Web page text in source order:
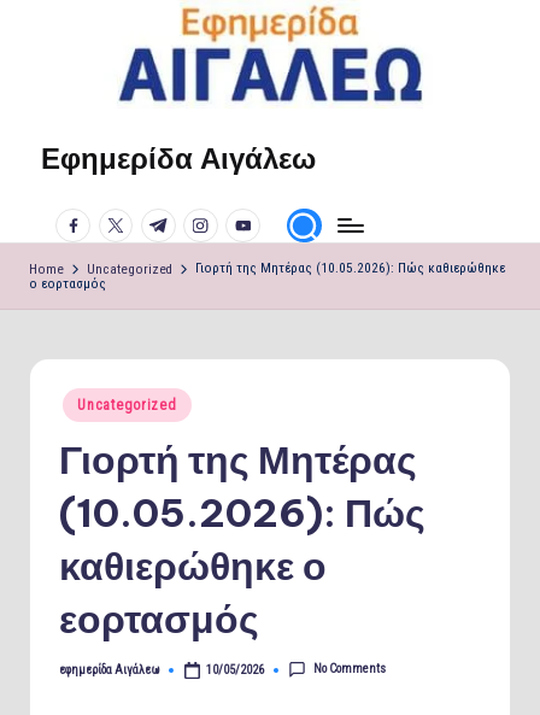
Εφημερίδα Αιγάλεω
φωνή
σου!
facebook.com
twitter.com
t.me instagram.com
youtube.com
Home Uncategorized
Γιορτή της Μητέρας (10.05.2026): Πώς καθιερώθηκε
ο εορτασμός
Posted
in
Uncategorized
Γιορτή της Μητέρας
(10.05.2026): Πώς
καθιερώθηκε ο
εορτασμός
Posted
εφημερίδα Αιγάλεω 10/05/2026 No Comments